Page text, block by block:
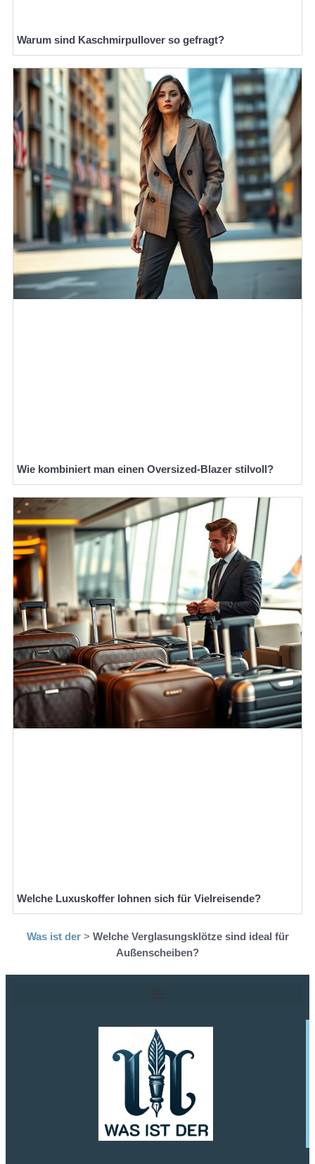
Warum sind Kaschmirpullover so gefragt?
Wie kombiniert man einen Oversized-Blazer stilvoll?
Welche Luxuskoffer lohnen sich für Vielreisende?
Was ist der> Welche Verglasungsklötze sind ideal für
Außenscheiben?